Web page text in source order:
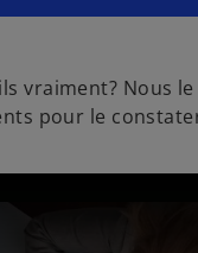
vraiment? Nous
pour le